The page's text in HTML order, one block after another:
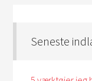
Seneste